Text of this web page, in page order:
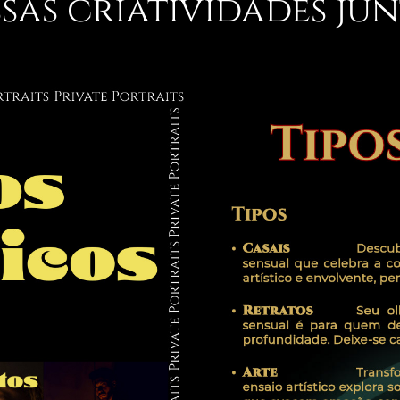
criatividades